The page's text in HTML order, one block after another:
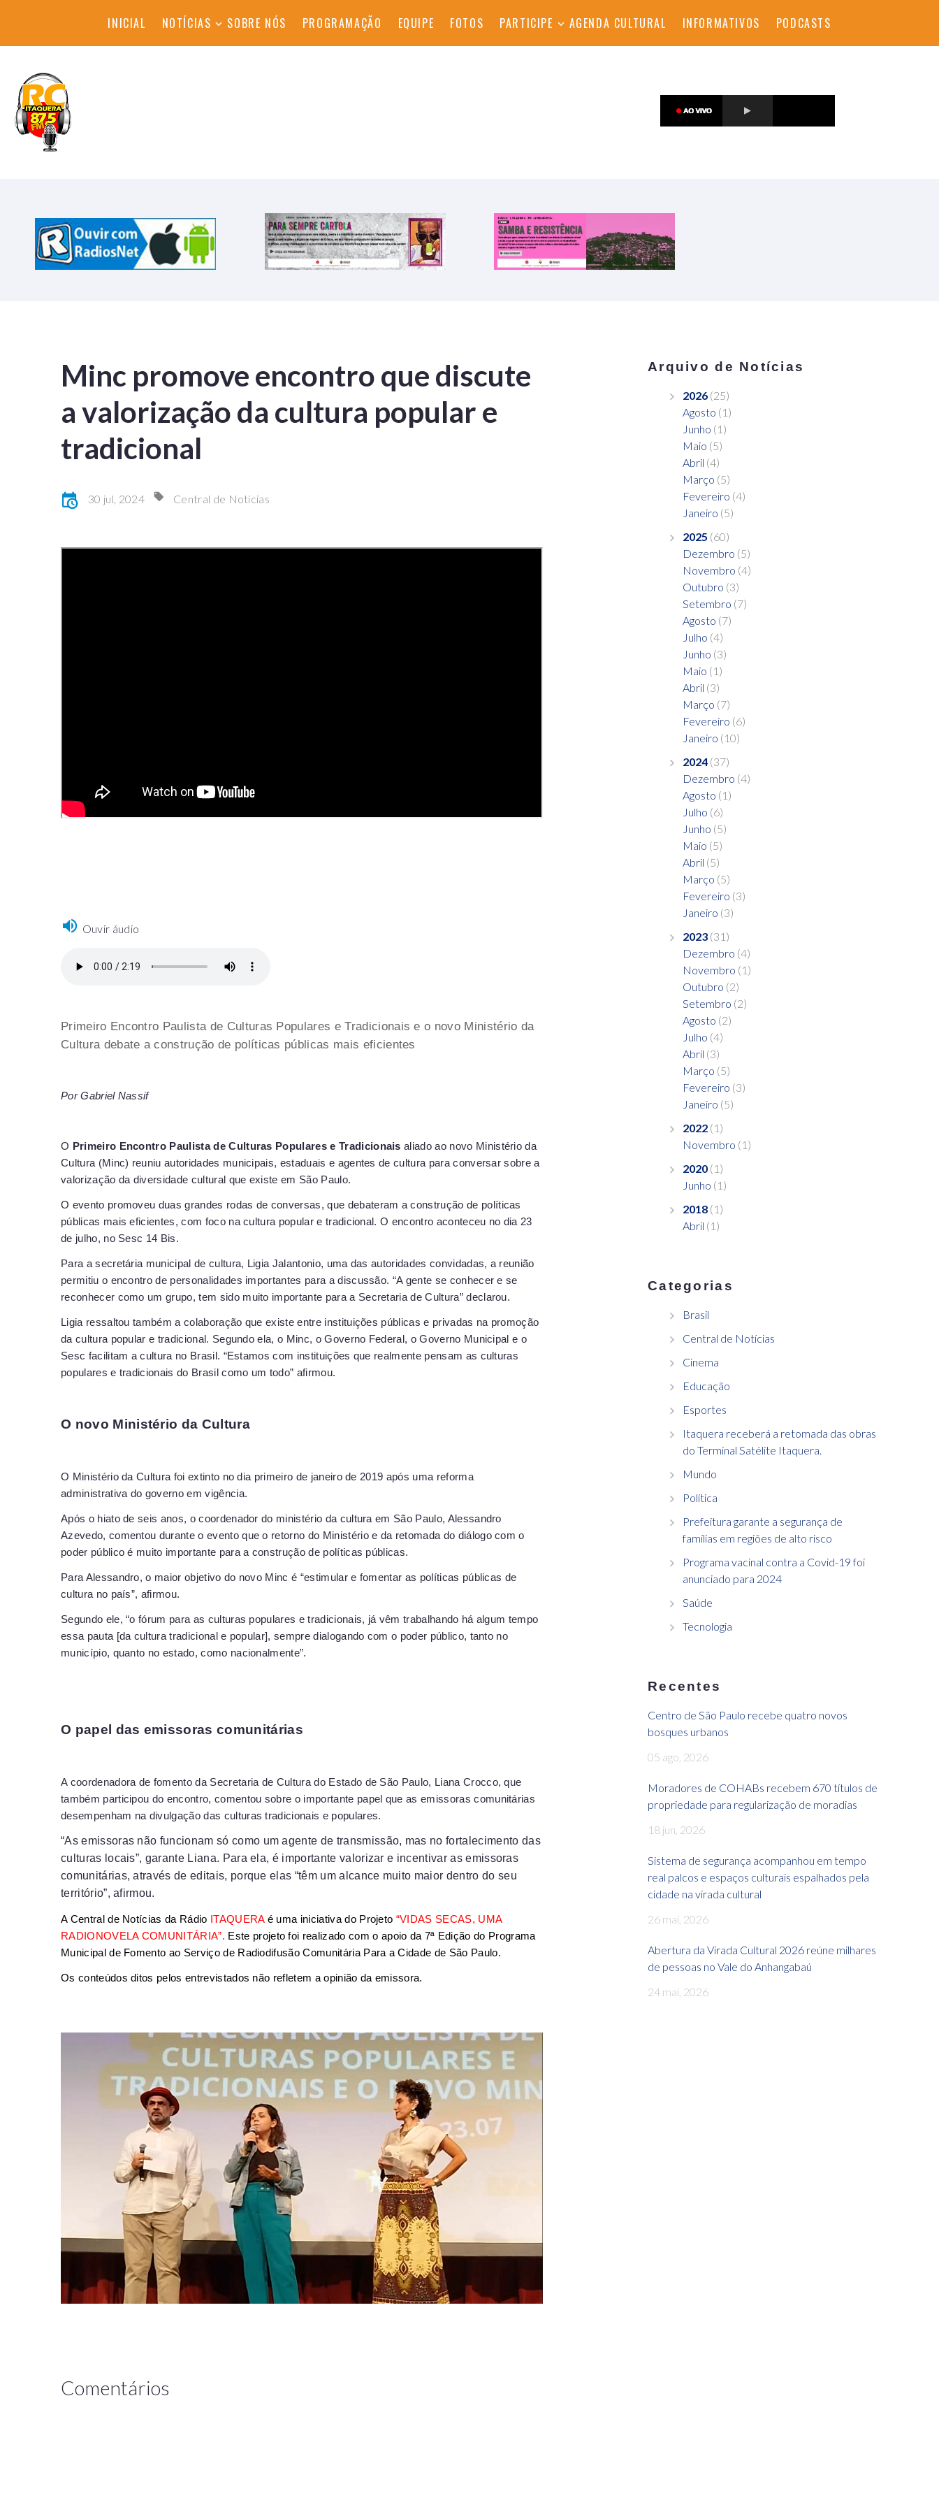
INICIAL NOTÍCIAS SOBRE NÓS PROGRAMAÇÃO EQUIPE FOTOS PARTICIPE AGENDA CULTURAL INFORMATIVOS PODCASTS
Minc promove encontro que discute
a valorização da cultura popular e
tradicional
30 jul, 2024 Central de Notícias
Ouvir áudio
Primeiro Encontro Paulista de Culturas Populares e Tradicionais e o novo Ministério da
Cultura debate a construção de políticas públicas mais eficientes
Por Gabriel Nassif
O Primeiro Encontro Paulista de Culturas Populares e Tradicionaisaliado ao novo Ministério da
Cultura (Minc) reuniu autoridades municipais, estaduais e agentes de cultura para conversar sobre a
valorização da diversidade cultural que existe em São Paulo.
O evento promoveu duas grandes rodas de conversas, que debateram a construção de políticas
públicas mais eficientes, com foco na cultura popular e tradicional. O encontro aconteceu no dia 23
de julho, no Sesc 14 Bis.
Para a secretária municipal de cultura, Ligia Jalantonio, uma das autoridades convidadas, a reunião
permitiu o encontro de personalidades importantes para a discussão. “A gente se conhecer e se
reconhecer como um grupo, tem sido muito importante para a Secretaria de Cultura” declarou.
Ligia ressaltou também a colaboração que existe entre instituições públicas e privadas na promoção
da cultura popular e tradicional. Segundo ela, o Minc, o Governo Federal, o Governo Municipal e o
Sesc facilitam a cultura no Brasil. “Estamos com instituições que realmente pensam as culturas
populares e tradicionais do Brasil como um todo” afirmou.
O novo Ministério da Cultura
O Ministério da Cultura foi extinto no dia primeiro de janeiro de 2019 após uma reforma
administrativa do governo em vigência.
Após o hiato de seis anos, o coordenador do ministério da cultura em São Paulo, Alessandro
Azevedo, comentou durante o evento que o retorno do Ministério e da retomada do diálogo com o
poder público é muito importante para a construção de políticas públicas.
Para Alessandro, o maior objetivo do novo Minc é “estimular e fomentar as políticas públicas de
cultura no país”, afirmou.
Segundo ele, “o fórum para as culturas populares e tradicionais, já vêm trabalhando há algum tempo
essa pauta [da cultura tradicional e popular], sempre dialogando com o poder público, tanto no
município, quanto no estado, como nacionalmente”.
O papel das emissoras comunitárias
A coordenadora de fomento da Secretaria de Cultura do Estado de São Paulo, Liana Crocco, que
também participou do encontro, comentou sobre o importante papel que as emissoras comunitárias
desempenham na divulgação das culturas tradicionais e populares.
“As emissoras não funcionam só como um agente de transmissão, mas no fortalecimento das
culturas locais”, garante Liana. Para ela, é importante valorizar e incentivar as emissoras
comunitárias, através de editais, porque elas “têm um alcance muito maior dentro do seu
território”, afirmou.
A Central de Notícias da Rádio ITAQUERA é uma iniciativa do Projeto “VIDAS SECAS, UMA
RADIONOVELA COMUNITÁRIA”. Este projeto foi realizado com o apoio da 7ª Edição do Programa
Municipal de Fomento ao Serviço de Radiodifusão Comunitária Para a Cidade de São Paulo.
Os conteúdos ditos pelos entrevistados não refletem a opinião da emissora.
Comentários
Arquivo de Notícias
2026 (25)
Agosto (1)
Junho (1)
Maio (5)
Abril (4)
Março (5)
Fevereiro (4)
Janeiro (5)
2025 (60)
Dezembro (5)
Novembro (4)
Outubro (3)
Setembro (7)
Agosto (7)
Julho (4)
Junho (3)
Maio (1)
Abril (3)
Março (7)
Fevereiro (6)
Janeiro (10)
2024 (37)
Dezembro (4)
Agosto (1)
Julho (6)
Junho (5)
Maio (5)
Abril (5)
Março (5)
Fevereiro (3)
Janeiro (3)
2023 (31)
Dezembro (4)
Novembro (1)
Outubro (2)
Setembro (2)
Agosto (2)
Julho (4)
Abril (3)
Março (5)
Fevereiro (3)
Janeiro (5)
2022 (1)
Novembro (1)
2020 (1)
Junho (1)
2018 (1)
Abril (1)
Categorias
Brasil
Central de Notícias
Cinema
Educação
Esportes
Itaquera receberá a retomada das obras
do Terminal Satélite Itaquera.
Mundo
Política
Prefeitura garante a segurança de
famílias em regiões de alto risco
Programa vacinal contra a Covid-19 foi
anunciado para 2024
Saúde
Tecnologia
Recentes
Centro de São Paulo recebe quatro novos
bosques urbanos
05 ago, 2026
Moradores de COHABs recebem 670 títulos de
propriedade para regularização de moradias
18 jun, 2026
Sistema de segurança acompanhou em tempo
real palcos e espaços culturais espalhados pela
cidade na virada cultural
26 mai, 2026
Abertura da Virada Cultural 2026 reúne milhares
de pessoas no Vale do Anhangabaú
24 mai, 2026